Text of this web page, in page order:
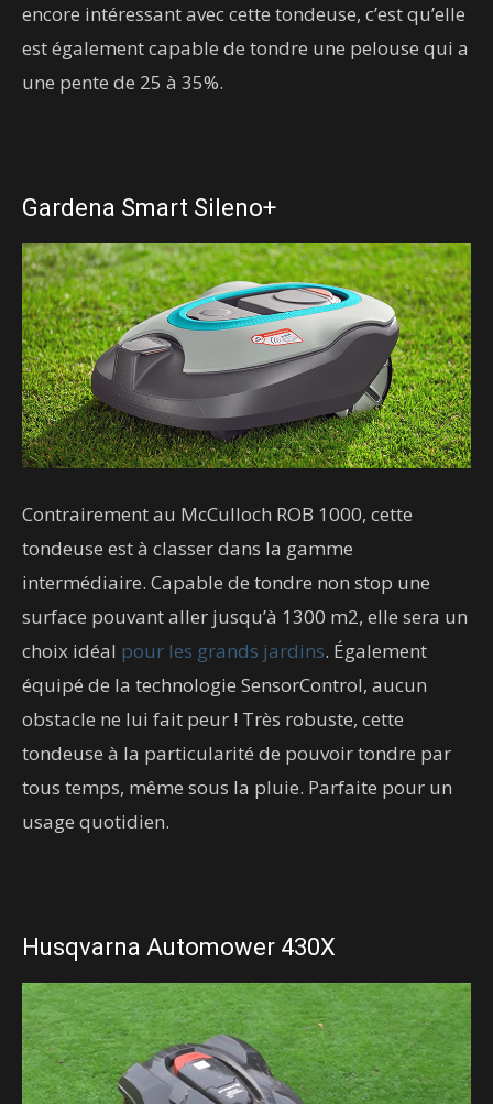
encore intéressant avec cette tondeuse, c’est qu’elle
est également capable de tondre une pelouse qui a
une pente de 25 à 35%.
Gardena Smart Sileno+
Contrairement au McCulloch ROB 1000, cette
tondeuse est à classer dans la gamme
intermédiaire. Capable de tondre non stop une
surface pouvant aller jusqu’à 1300 m2, elle sera un
choix idéal pour les grands jardins. Également
équipé de la technologie SensorControl, aucun
obstacle ne lui fait peur ! Très robuste, cette
tondeuse à la particularité de pouvoir tondre par
tous temps, même sous la pluie. Parfaite pour un
usage quotidien.
Husqvarna Automower 430X